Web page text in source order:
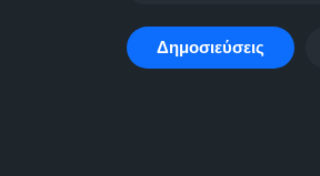
Δημοσιεύσεις